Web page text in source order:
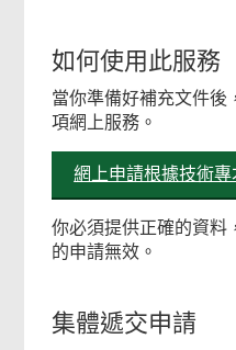
如何使用此服務
當你準備好補充文件後
項網上服務。
網上申請根據技術
你必須提供正確的資料
的申請無效。
集體遞交申請